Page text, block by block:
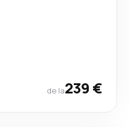
de la239 €